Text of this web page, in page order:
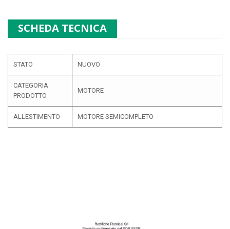
SCHEDA TECNICA
STATO NUOVO
CATEGORIA
PRODOTTO
MOTORE
ALLESTIMENTO MOTORE SEMICOMPLETO